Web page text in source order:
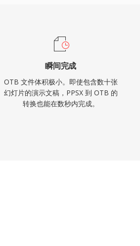
瞬间完成
OTB 文件体积极小。即使包含数十张
幻灯片的演示文稿，PPSX 到 OTB 的
转换也能在数秒内完成。